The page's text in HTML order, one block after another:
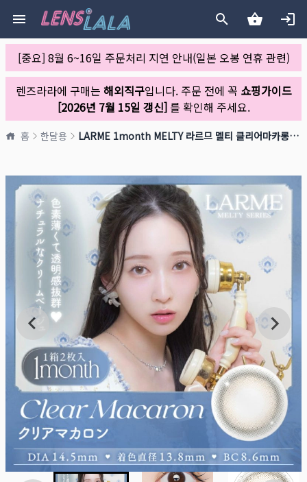
[중요] 8월 6~16일 주문처리 지연 안내(일본 오봉 연휴 관련)
렌즈라라에 구매는 해외직구입니다. 주문 전에 꼭 쇼핑가이드
[2026년 7월 15일 갱신]를 확인해 주세요.
홈 한달용 LARME 1month MELTY 라르므 멜티 클리어마카롱(1박스 2개들이)